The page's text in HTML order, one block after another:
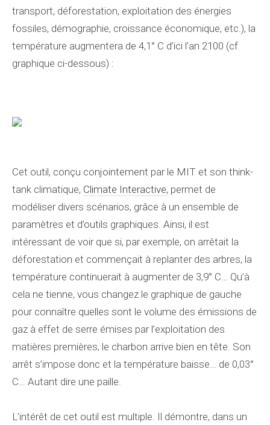
transport, déforestation, exploitation des énergies
fossiles, démographie, croissance économique, etc.), la
température augmentera de 4,1° C d’ici l’an 2100 (cf
graphique ci-dessous) :
Cet outil, conçu conjointement par le MIT et son think-
tank climatique, Climate Interactive, permet de
modéliser divers scénarios, grâce à un ensemble de
paramètres et d’outils graphiques. Ainsi, il est
intéressant de voir que si, par exemple, on arrêtait la
déforestation et commençait à replanter des arbres, la
température continuerait à augmenter de 3,9° C… Qu’à
cela ne tienne, vous changez le graphique de gauche
pour connaître quelles sont le volume des émissions de
gaz à effet de serre émises par l’exploitation des
matières premières, le charbon arrive bien en tête. Son
arrêt s’impose donc et la température baisse… de 0,03°
C… Autant dire une paille.
L’intérêt de cet outil est multiple. Il démontre, dans un